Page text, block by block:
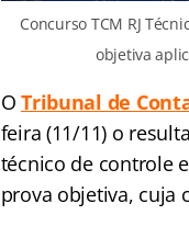
Concurso TCM RJ
objetiva
OTribunal de
feira (11/11) o
técnico de controle
prova objetiva, cuja